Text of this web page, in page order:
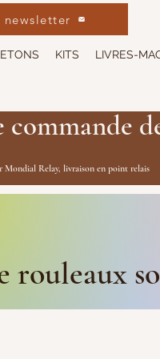
KITS LIVRES-
newsletter
Mondial Relay, livraison en point relais
rouleaux